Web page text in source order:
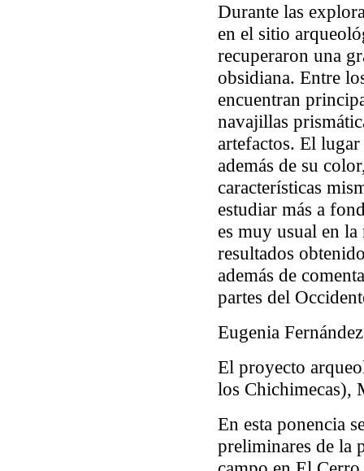
Durante las
en el sitio
recuperaron una
obsidiana. Entre
encuentran
navajillas
artefactos. El
además de su
características
estudiar más a
es muy usual en
resultados
además de
partes del
Eugenia
El proyecto
los Chichimecas),
En esta ponencia
preliminares de la